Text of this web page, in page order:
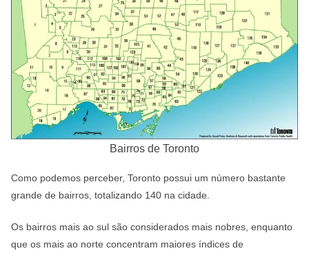
Bairros de Toronto
Como podemos perceber, Toronto possui um número bastante
grande de bairros, totalizando 140 na cidade.
Os bairros mais ao sul são considerados mais nobres, enquanto
que os mais ao norte concentram maiores índices de